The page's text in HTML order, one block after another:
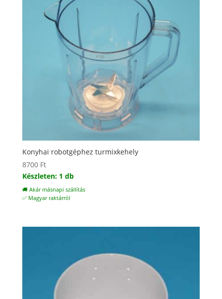
Konyhai robotgéphez turmixkehely
8700 Ft
Készleten: 1 db
🚚 Akár másnapi szállítás
✅ Magyar raktárról